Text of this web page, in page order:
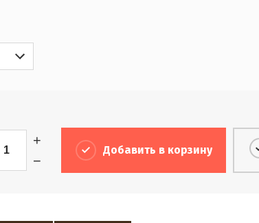
−
+
Добавить в корзину